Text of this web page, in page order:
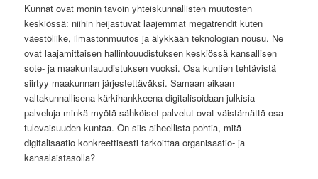
Kunnat ovat monin tavoin yhteiskunnallisten muutosten
keskiössä: niihin heijastuvat laajemmat megatrendit kuten
väestöliike, ilmastonmuutos ja älykkään teknologian nousu. Ne
ovat laajamittaisen hallintouudistuksen keskiössä kansallisen
sote- ja maakuntauudistuksen vuoksi. Osa kuntien tehtävistä
siirtyy maakunnan järjestettäväksi. Samaan aikaan
valtakunnallisena kärkihankkeena digitalisoidaan julkisia
palveluja minkä myötä sähköiset palvelut ovat väistämättä osa
tulevaisuuden kuntaa. On siis aiheellista pohtia, mitä
digitalisaatio konkreettisesti tarkoittaa organisaatio- ja
kansalaistasolla?